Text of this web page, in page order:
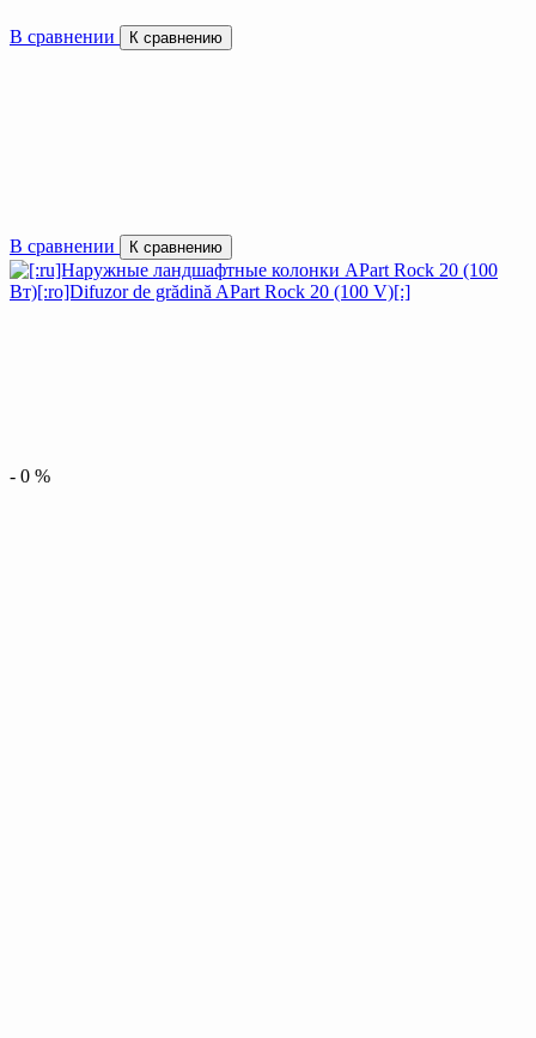
В сравнении К сравнению
В сравнении К сравнению
- 0 %